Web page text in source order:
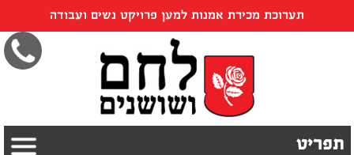
תערוכת מכירת אמנות למען פרויקט נשים ועבודה
תפריט